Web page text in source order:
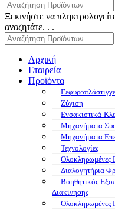
Ξεκινήστε να
αναζητάτε. . .
Αρχική
Εταιρεία
Προϊόντα
Ζύγιση
Ενσακιστικά-
Μηχανήματα
Μηχανήματα
Τεχνολογίες
Ολοκληρωμένες
Διαλογητήρια
Βοηθητικός
Διακίνησης
Ολοκληρωμένες